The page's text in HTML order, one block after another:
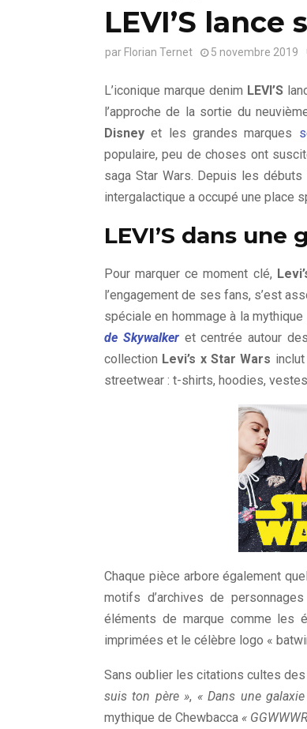
LEVI’S
par Florian Ternet 5 novembre 2019
L’iconique marque denim LEVI’S
l’approche de la sortie du
Disney et les grandes marques
populaire, peu de choses ont
saga Star Wars. Depuis les
intergalactique a occupé une place
LEVI’S dans
Pour marquer ce moment clé,
l’engagement de ses fans, s’est
spéciale en hommage à la mythique
de Skywalkeret centrée autour
collection Levi’s x Star Wars
streetwear : t-shirts, hoodies,
Chaque pièce arbore également
motifs d’archives de
éléments de marque comme les
imprimées et le célèbre logo «
Sans oublier les citations cultes
suis ton père », « Dans une
mythique de Chewbacca «